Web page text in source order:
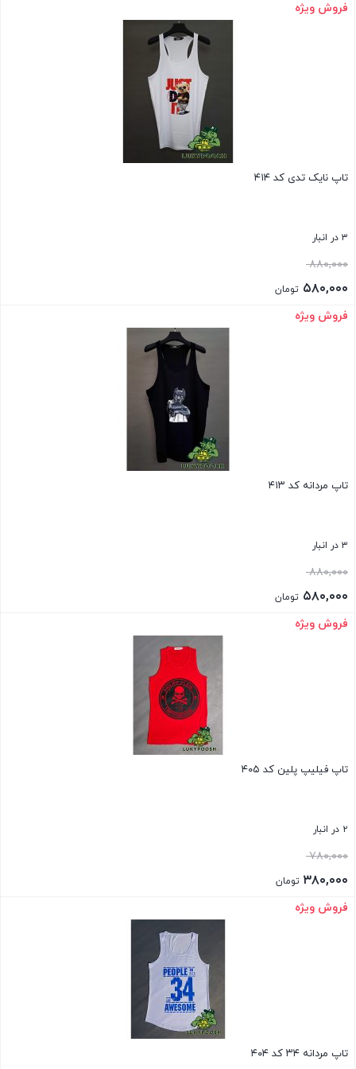
قیمت
بستن
فروش ویژه
تاپ نایک تدی کد ۴۱۴
۳ در انبار
۸۸۰,۰۰۰قیمت
اصلی:۵۸۰,۰۰۰ تومان
قیمت
بستن
فروش ویژه
تاپ مردانه کد ۴۱۳
۳ در انبار
۸۸۰,۰۰۰قیمت
اصلی:۵۸۰,۰۰۰ تومان
قیمت
بستن
فروش ویژه
تاپ فیلیپ پلین کد ۴۰۵
۲ در انبار
۷۸۰,۰۰۰قیمت
اصلی:۳۸۰,۰۰۰ تومان
قیمت
بستن
فروش ویژه
تاپ مردانه ۳۴ کد ۴۰۴